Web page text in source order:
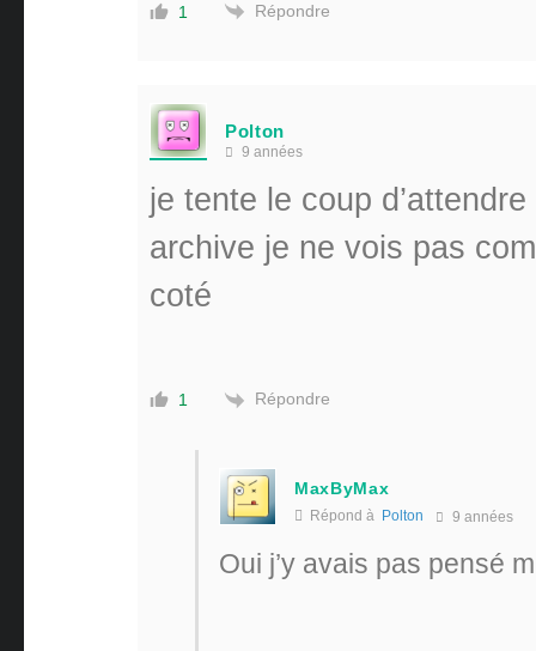
1 Répondre
Polton
9 années
je tente le coup
archive je ne vois pas
coté
1 Répondre
MaxByMax
Répond à Polton 9 années
Oui j’y avais pas pensé